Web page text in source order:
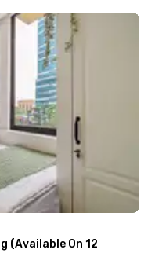
(Available On 12